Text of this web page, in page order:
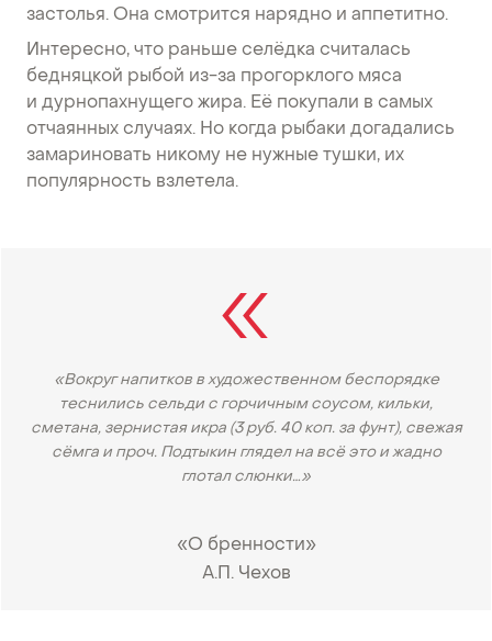
застолья. Она смотрится нарядно и аппетитно.
Интересно, что раньше селёдка считалась
бедняцкой рыбой из-за прогорклого мяса
и дурнопахнущего жира. Её покупали в самых
отчаянных случаях. Но когда рыбаки догадались
замариновать никому не нужные тушки, их
популярность взлетела.
«Вокруг напитков в художественном беспорядке
теснились сельди с горчичным соусом, кильки,
сметана, зернистая икра (3 руб. 40 коп. за фунт), свежая
сёмга и проч. Подтыкин глядел на всё это и жадно
глотал слюнки…»
«О бренности»
•
А.П. Чехов